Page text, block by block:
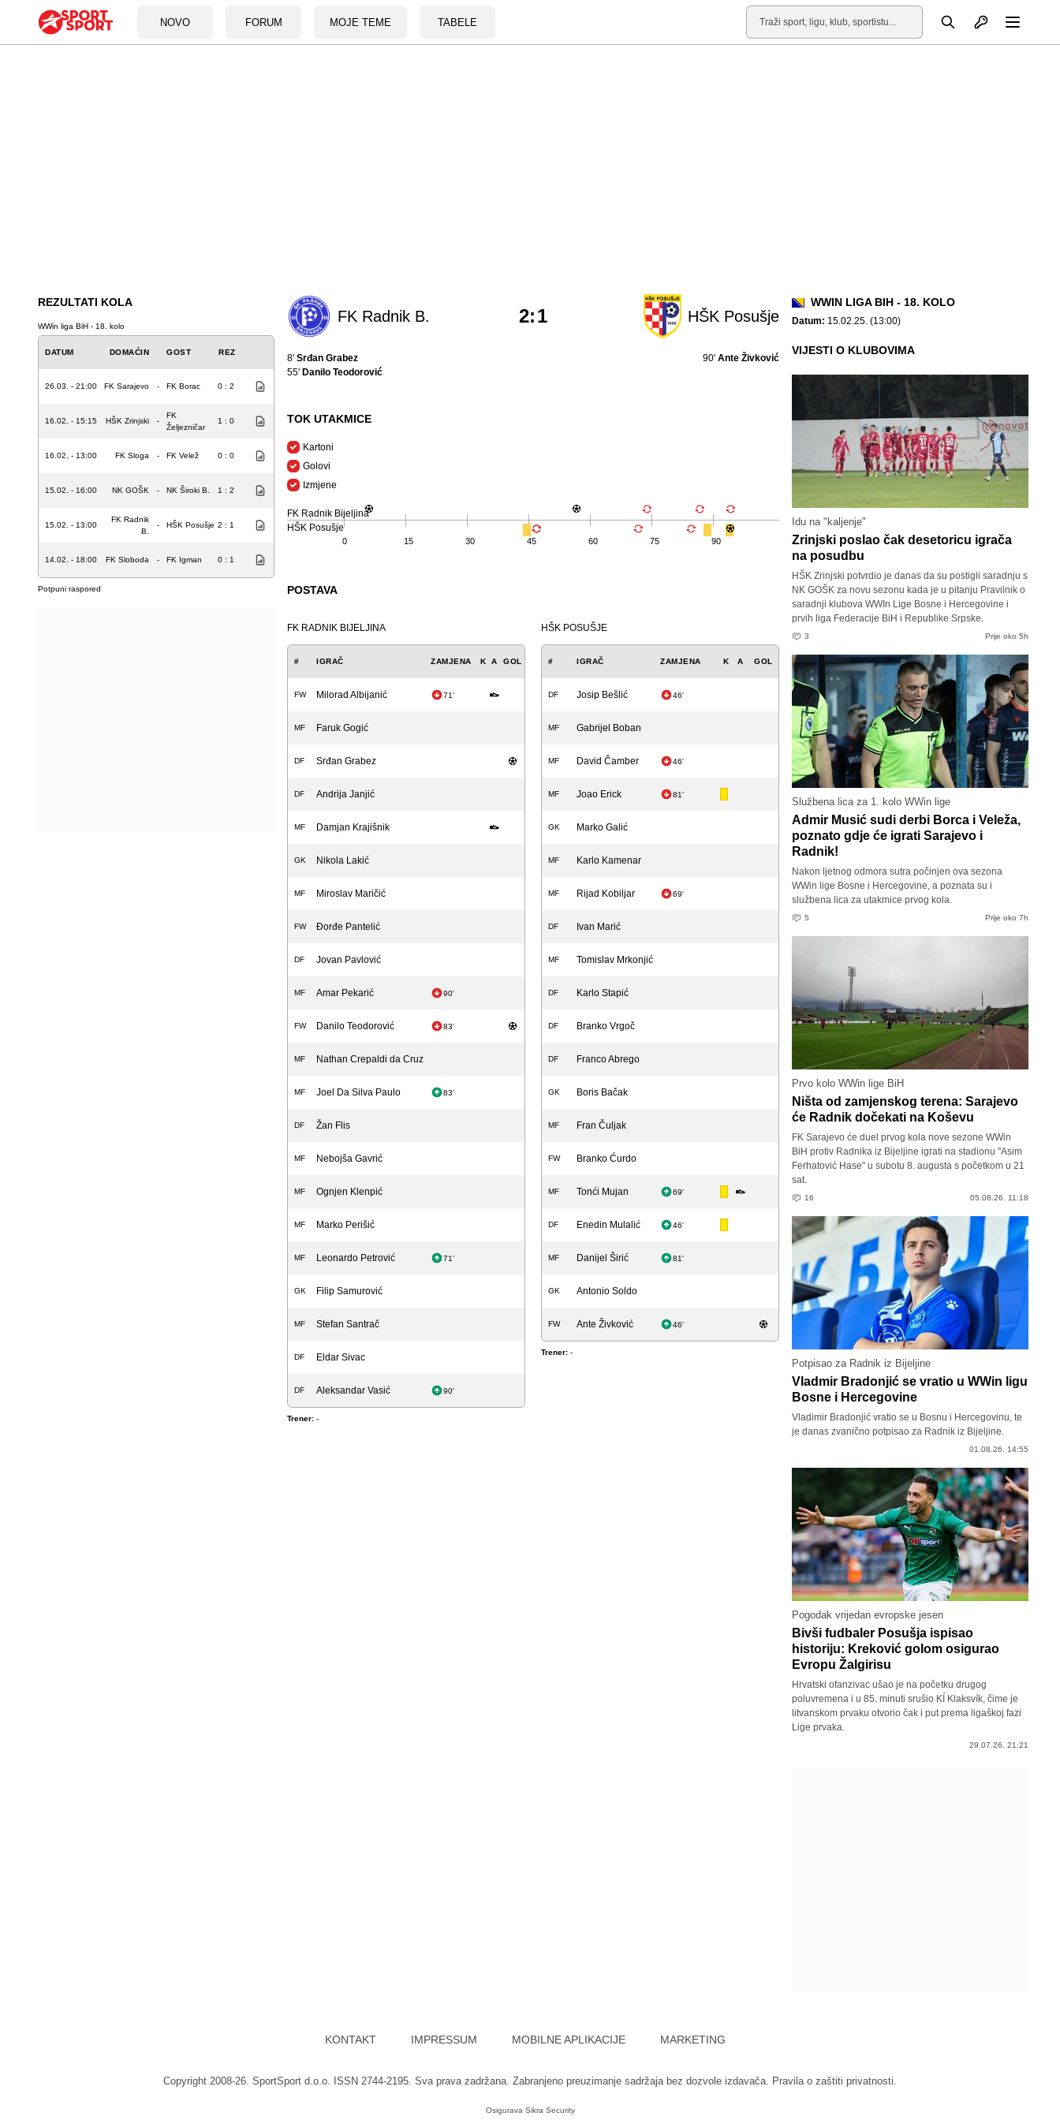
NOVO FORUM MOJE TEME TABELE
Pretraga Otvori profil
REZULTATI KOLA
WWin liga BiH - 18. kolo
DATUM DOMAĆIN GOST REZ
26.03. - 21:00 FK Sarajevo - FK Borac 0 : 2
16.02. - 15:15 HŠK Zrinjski -
FK
Željezničar
1 : 0
16.02. - 13:00 FK Sloga - FK Velež 0 : 0
15.02. - 16:00 NK GOŠK - NK Široki B. 1 : 2
15.02. - 13:00
FK Radnik
B.
- HŠK Posušje 2 : 1
14.02. - 18:00 FK Sloboda - FK Igman 0 : 1
Potpuni raspored
FK Radnik B. HŠK Posušje
2:1
8' Srđan Grabez
55' Danilo Teodorović
90' Ante Živković
TOK UTAKMICE
Kartoni
Golovi
Izmjene
FK Radnik Bijeljina
HŠK Posušje
0 15 30 45 60 75 90
POSTAVA
FK RADNIK BIJELJINA
# IGRAČ ZAMJENA K A GOL
FW Milorad Albijanić 71'
MF Faruk Gogić
DF Srđan Grabez
DF Andrija Janjić
MF Damjan Krajišnik
GK Nikola Lakić
MF Miroslav Maričić
FW Đorđe Pantelić
DF Jovan Pavlović
MF Amar Pekarić 90'
FW Danilo Teodorović 83'
MF Nathan Crepaldi da Cruz
MF Joel Da Silva Paulo 83'
DF Žan Flis
MF Nebojša Gavrić
MF Ognjen Klenpić
MF Marko Perišić
MF Leonardo Petrović 71'
GK Filip Samurović
MF Stefan Santrač
DF Eldar Sivac
DF Aleksandar Vasić 90'
Trener: -
HŠK POSUŠJE
# IGRAČ ZAMJENA K A GOL
DF Josip Bešlić 46'
MF Gabrijel Boban
MF David Čamber 46'
MF Joao Erick 81'
GK Marko Galić
MF Karlo Kamenar
MF Rijad Kobiljar 69'
DF Ivan Marić
MF Tomislav Mrkonjić
DF Karlo Stapić
DF Branko Vrgoč
DF Franco Abrego
GK Boris Bačak
MF Fran Čuljak
FW Branko Ćurdo
MF Tonći Mujan 69'
DF Enedin Mulalić 46'
MF Danijel Širić 81'
GK Antonio Soldo
FW Ante Živković 46'
Trener: -
WWIN LIGA BIH - 18. KOLO
Datum: 15.02.25. (13:00)
VIJESTI O KLUBOVIMA
Idu na "kaljenje"
Zrinjski poslao čak desetoricu igrača
na posudbu
HŠK Zrinjski potvrdio je danas da su postigli saradnju s
NK GOŠK za novu sezonu kada je u pitanju Pravilnik o
saradnji klubova WWIn Lige Bosne i Hercegovine i
prvih liga Federacije BiH i Republike Srpske.
3 Prije oko 5h
Službena lica za 1. kolo WWin lige
Admir Musić sudi derbi Borca i Veleža,
poznato gdje će igrati Sarajevo i
Radnik!
Nakon ljetnog odmora sutra počinjen ova sezona
WWin lige Bosne i Hercegovine, a poznata su i
službena lica za utakmice prvog kola.
5 Prije oko 7h
Prvo kolo WWin lige BiH
Ništa od zamjenskog terena: Sarajevo
će Radnik dočekati na Koševu
FK Sarajevo će duel prvog kola nove sezone WWin
BiH protiv Radnika iz Bijeljine igrati na stadionu "Asim
Ferhatović Hase" u subotu 8. augusta s početkom u 21
sat.
16 05.08.26. 11:18
Potpisao za Radnik iz Bijeljine
Vladmir Bradonjić se vratio u WWin ligu
Bosne i Hercegovine
Vladimir Bradonjić vratio se u Bosnu i Hercegovinu, te
je danas zvanično potpisao za Radnik iz Bijeljine.
01.08.26. 14:55
Pogodak vrijedan evropske jesen
Bivši fudbaler Posušja ispisao
historiju: Kreković golom osigurao
Evropu Žalgirisu
Hrvatski ofanzivac ušao je na početku drugog
poluvremena i u 85. minuti srušio KÍ Klaksvík, čime je
litvanskom prvaku otvorio čak i put prema ligaškoj fazi
Lige prvaka.
29.07.26. 21:21
KONTAKT IMPRESSUM MOBILNE APLIKACIJE MARKETING
Copyright 2008-26. SportSport d.o.o. ISSN 2744-2195. Sva prava zadržana. Zabranjeno preuzimanje sadržaja bez dozvole izdavača. Pravila o zaštiti privatnosti.
Osigurava Sikra Security